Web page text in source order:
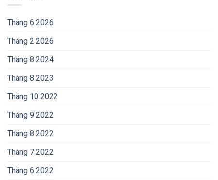
Tháng 6 2026
Tháng 2 2026
Tháng 8 2024
Tháng 8 2023
Tháng 10 2022
Tháng 9 2022
Tháng 8 2022
Tháng 7 2022
Tháng 6 2022